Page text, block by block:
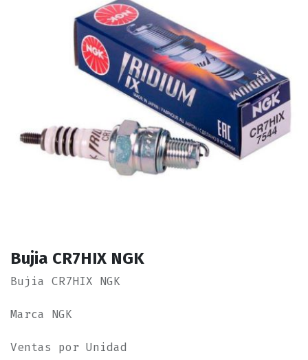
Bujia CR7HIX NGK
Bujia CR7HIX NGK
Marca NGK
Ventas por Unidad